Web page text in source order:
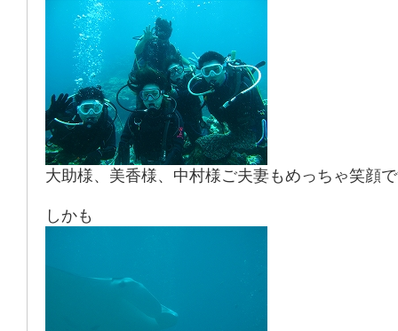
大助様、美香様、中村様ご夫妻もめっちゃ笑顔
しかも